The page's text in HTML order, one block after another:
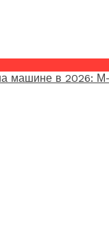
машине в 2026: